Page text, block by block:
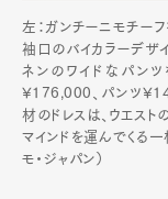
左：ガンチーニモチー
袖口のバイカラーデザ
ネンのワイドなパンツ
¥176,000、パンツ
材のドレスは、ウエスト
マインドを運んでくる
モ・ジャパン）